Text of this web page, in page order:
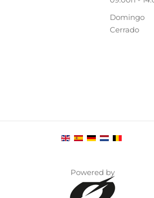
Domingo
Cerrado
Powered by